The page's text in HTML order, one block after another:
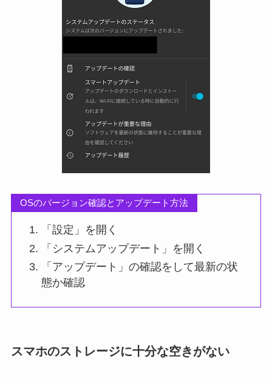
OSのバージョン確認とアップデート方法
「設定」を開く
「システムアップデート」を開く
「アップデート」の確認をして最新の状
態か確認
スマホのストレージに十分な空きがない